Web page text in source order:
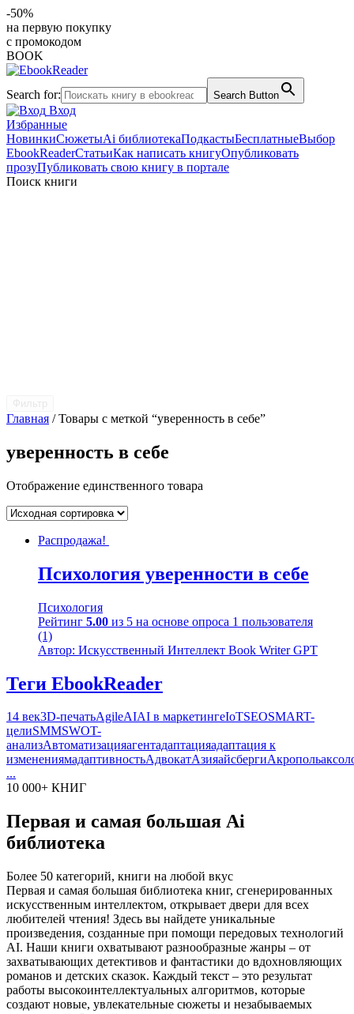
-50%
на первую покупку
с промокодом
BOOK
Search for: Search Button
Вход
Избранные
НовинкиСюжетыAi библиотекаПодкастыБесплатныеВыбор
EbookReaderСтатьиКак написать книгуОпубликовать
прозуПубликовать свою книгу в портале
Поиск книги
Главная / Товары с меткой “уверенность в себе”
уверенность в себе
Отображение единственного товара
Распродажа!
Психология уверенности в себе
Психология
Рейтинг 5.00 из 5 на основе опроса 1 пользователя
(1)
Автор: Искусственный Интеллект Book Writer GPT
Теги EbookReader
14 век3D-печатьAgileAIAI в маркетингеIoTSEOSMART-
целиSMMSWOT-
анализАвтоматизацияагентадаптацияадаптация к
изменениямадаптивностьАдвокатАзияайсбергиАкрополь
...
10 000+ КНИГ
Первая и самая большая Ai
библиотека
Более 50 категорий, книги на любой вкус
Первая и самая большая библиотека книг, сгенерированных
искусственным интеллектом, открывает двери для всех
любителей чтения! Здесь вы найдете уникальные
произведения, созданные при помощи передовых технологий
AI. Наши книги охватывают разнообразные жанры – от
захватывающих детективов и фантастики до вдохновляющих
романов и детских сказок. Каждый текст – это результат
работы высокоинтеллектуальных алгоритмов, которые
создают новые, увлекательные сюжеты и незабываемых